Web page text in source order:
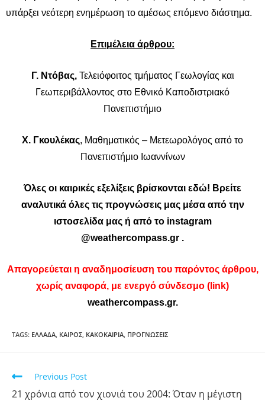
υπάρξει νεότερη ενημέρωση το αμέσως επόμενο διάστημα.
Επιμέλεια άρθρου:
Γ. Ντόβας,Τελειόφοιτος τμήματος Γεωλογίας και
Γεωπεριβάλλοντος στο Εθνικό Καποδιστριακό
Πανεπιστήμιο
Χ. Γκουλέκας, Μαθηματικός – Μετεωρολόγος από το
Πανεπιστήμιο Ιωαννίνων
Όλες οι καιρικές εξελίξεις βρίσκονται εδώ! Βρείτε
αναλυτικά όλες τις προγνώσεις μας μέσα από την
ιστοσελίδα μας ή από το instagram
@weathercompass.gr .
Απαγορεύεται η αναδημοσίευση του παρόντος άρθρου,
χωρίς αναφορά, με ενεργό σύνδεσμο (link)
weathercompass.gr.
TAGS: ΕΛΛΑΔΑ ΚΑΙΡΌΣ ΚΑΚΟΚΑΙΡΙΑ ΠΡΟΓΝΩΣΕΙΣ
Previous Post
21 χρόνια από τον χιονιά του 2004: Όταν η μέγιστη